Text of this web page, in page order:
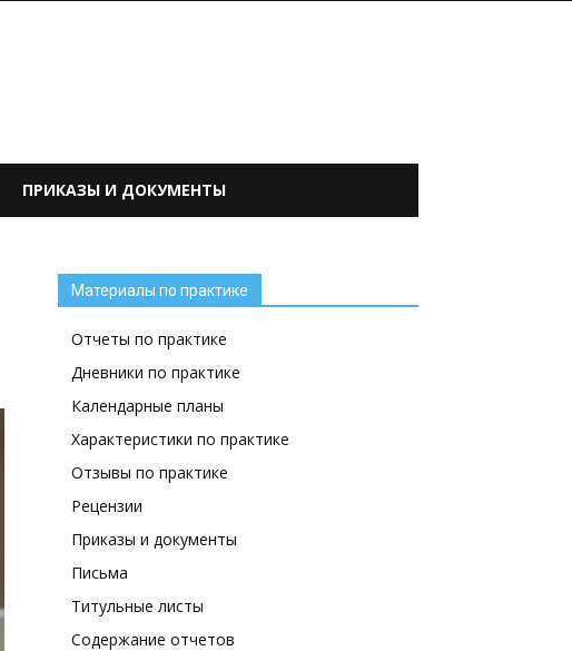
ПРИКАЗЫ И ДОКУМЕНТЫ
Материалы по практике
Отчеты по практике
Дневники по практике
Календарные планы
Характеристики по практике
Отзывы по практике
Рецензии
Приказы и документы
Письма
Титульные листы
Содержание отчетов